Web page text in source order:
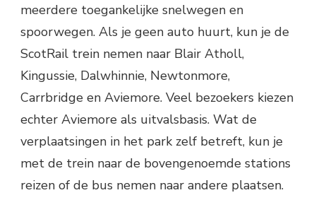
meerdere toegankelijke snelwegen en
spoorwegen. Als je geen auto huurt, kun je de
ScotRail trein nemen naar Blair Atholl,
Kingussie, Dalwhinnie, Newtonmore,
Carrbridge en Aviemore. Veel bezoekers kiezen
echter Aviemore als uitvalsbasis. Wat de
verplaatsingen in het park zelf betreft, kun je
met de trein naar de bovengenoemde stations
reizen of de bus nemen naar andere plaatsen.